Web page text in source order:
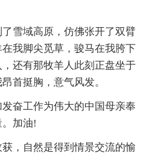
雪域高原，仿佛张开了双臂
我脚尖觅草，骏马在我胯下
还有那牧羊人此刻正盘坐于
首挺胸，意气风发。
奋工作为伟大的中国母亲奉
加油!
，自然是得到情景交流的愉